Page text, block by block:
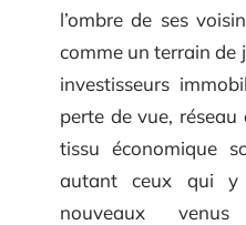
l’ombre de ses
comme un terrain de
investisseurs
perte de vue,
tissu économique
autant ceux qui
nouveaux